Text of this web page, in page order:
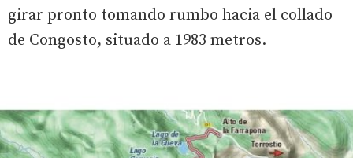
girar pronto tomando rumbo hacia el collado
de Congosto, situado a 1983 metros.